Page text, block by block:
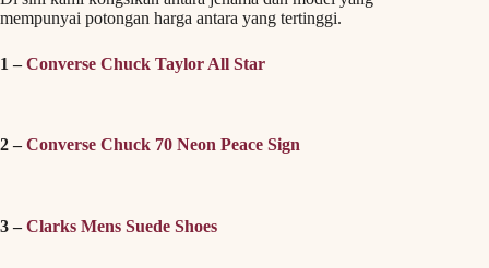
mempunyai potongan harga antara yang tertinggi.
1 –Converse Chuck Taylor All Star
2 –Converse Chuck 70 Neon Peace Sign
3 –Clarks Mens Suede Shoes